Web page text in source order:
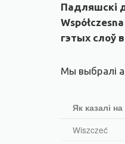
Падляшскі
Współczesna
гэтых слоў
Мы выбралі
Як казалі
Wiszczeć